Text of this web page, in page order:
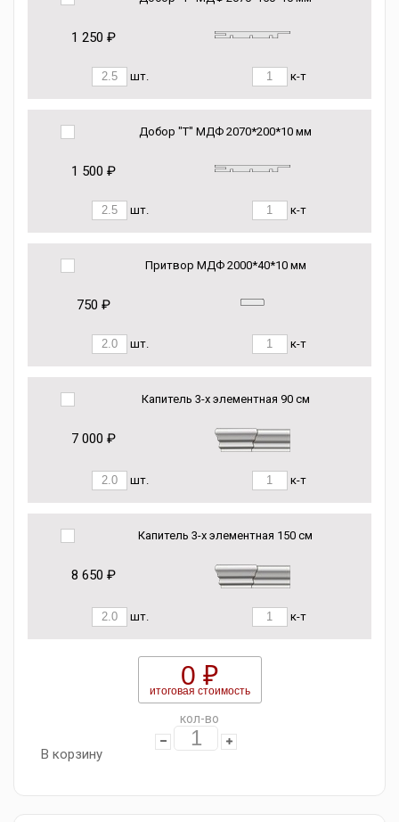
1 250 ₽
шт. к-т
Добор "Т" МДФ 2070*200*10 мм
1 500 ₽
шт. к-т
Притвор МДФ 2000*40*10 мм
750 ₽
шт. к-т
Капитель 3-х элементная 90 см
7 000 ₽
шт. к-т
Капитель 3-х элементная 150 см
8 650 ₽
шт. к-т
0 ₽
итоговая стоимость
кол-во
В корзину